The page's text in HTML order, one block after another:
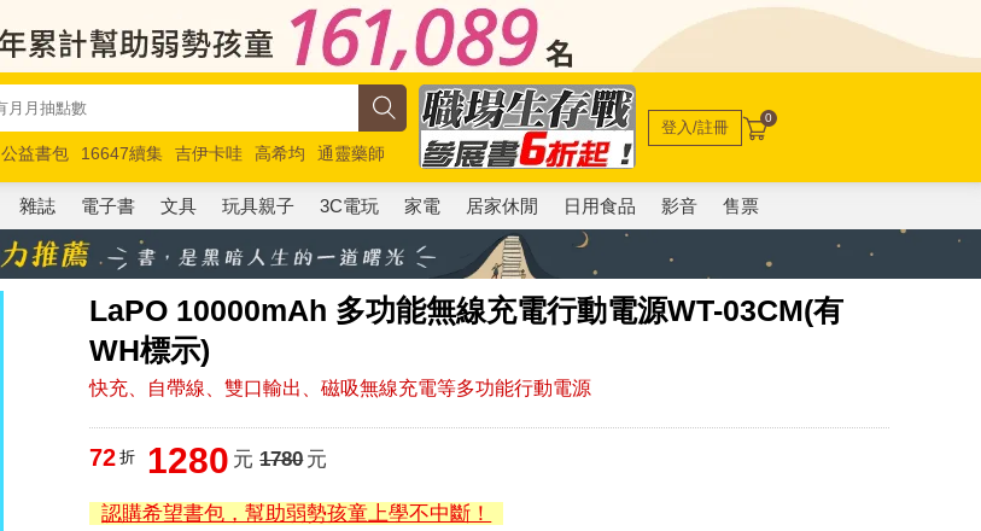
公益書包 16647續集 吉伊卡哇 高希均
通靈藥師
馬斯克 玩具總動員5 超慢跑
登入/註冊 0
雜誌 電子書 文具 玩具親子 3C電玩 家電 居家休閒 日用食品 影音 售票
LaPO 10000mAh 多功能無線充電行動電源WT-03CM(有
WH標示)
快充、自帶線、雙口輸出、磁吸無線充電等多功能行動電源
72 折 1280 元 1780元
認購希望書包，幫助弱勢孩童上學不中斷！